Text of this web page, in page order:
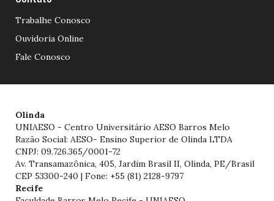
Trabalhe Conosco
Ouvidoria Online
Fale Conosco
Olinda
UNIAESO - Centro Universitário AESO Barros Melo
Razão Social: AESO- Ensino Superior de Olinda LTDA
CNPJ: 09.726.365/0001-72
Av. Transamazônica, 405, Jardim Brasil II, Olinda, PE/Brasil
CEP 53300-240 | Fone: +55 (81) 2128-9797
Recife